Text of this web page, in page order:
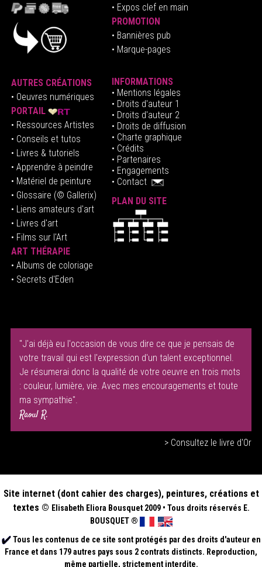
• Expos clef en main
PROMOTION
• Bannières pub
• Marque-pages
AUTRES CRÉATIONS
• Oeuvres numériques
PORTAIL
• Ressources Artistes
• Conseils et tutos
• Livres & tutoriels
• Apprendre à peindre
• Matériel de peinture
• Glossaire (© Gallerix)
• Liens amateurs d'art
• Livres d'art
• Films sur l'Art
ART THÉRAPIE
• Albums de coloriage
• Secrets d'Eden
INFORMATIONS
• Mentions légales
• Droits d'auteur1
• Droits d'auteur 2
• Droits de diffusion
• Charte graphique
• Crédits
• Partenaires
• Engagements
• Contact
PLAN DU SITE
"J'ai déjà eu l'occasion de vous dire ce que je pensais de
votre travail qui est l'expression d'un talent exceptionnel.
Je résumerai donc la qualité de votre oeuvre en trois mots
: couleur, lumière, vie. Avec mes encouragements et toute
ma sympathie".
Raoul R.
> Consultez le livre d'Or
Site internet (dont cahier des charges), peintures, créations et
textes © Elisabeth Eliora Bousquet 2009 • Tous droits réservés E.
BOUSQUET ®
Tous les contenus de ce site sont protégés par des droits d'auteur en
France et dans 179 autres pays sous 2 contrats distincts. Reproduction,
même partielle, strictement interdite.